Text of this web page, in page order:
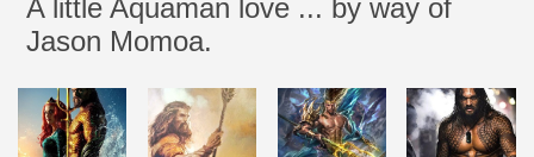
A little Aquaman love ... by way of
Jason Momoa.